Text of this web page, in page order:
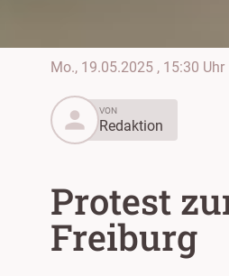
Mo., 19.05.2025 , 15:30 Uhr
person VON
Redaktion
Protest
Freiburg